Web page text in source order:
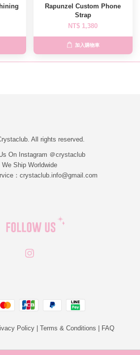
Rapunzel Custom Phone
Strap
NT$ 1,380
加入購物車
All rights reserved.
On Instagram ＠crystaclub
We Ship Worldwide
：crystaclub.info@gmail.com
Master JCB Paypal
Policy | Terms & Conditions | FAQ